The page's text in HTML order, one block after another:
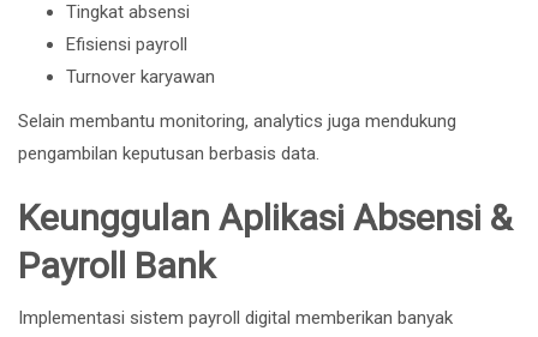
Tingkat absensi
Efisiensi payroll
Turnover karyawan
Selain membantu monitoring, analytics juga mendukung
pengambilan keputusan berbasis data.
Keunggulan Aplikasi Absensi &
Payroll Bank
Implementasi sistem payroll digital memberikan banyak